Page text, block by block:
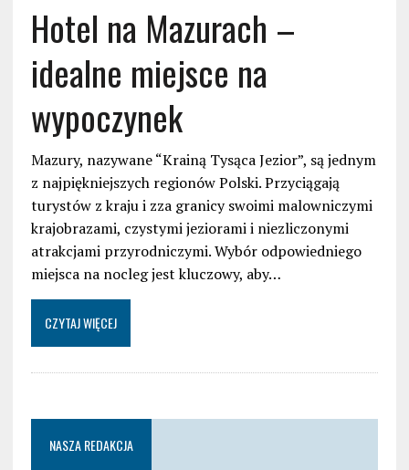
Hotel na Mazurach –
idealne miejsce na
wypoczynek
Mazury, nazywane “Krainą Tysąca Jezior”, są jednym
z najpiękniejszych regionów Polski. Przyciągają
turystów z kraju i zza granicy swoimi malowniczymi
krajobrazami, czystymi jeziorami i niezliczonymi
atrakcjami przyrodniczymi. Wybór odpowiedniego
miejsca na nocleg jest kluczowy, aby…
CZYTAJ WIĘCEJ
NASZA REDAKCJA